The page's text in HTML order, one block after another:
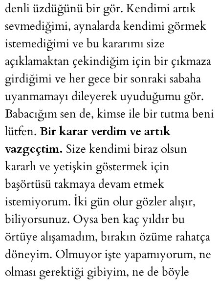
denli üzdüğünü bir gör. Kendimi artık
sevmediğimi, aynalarda kendimi görmek
istemediğimi ve bu kararımı size
açıklamaktan çekindiğim için bir çıkmaza
girdiğimi ve her gece bir sonraki sabaha
uyanmamayı dileyerek uyuduğumu gör.
Babacığım sen de, kimse ile bir tutma beni
lütfen. Bir karar verdim ve artık
vazgeçtim. Size kendimi biraz olsun
kararlı ve yetişkin göstermek için
başörtüsü takmaya devam etmek
istemiyorum. İki gün olur gözler alışır,
biliyorsunuz. Oysa ben kaç yıldır bu
örtüye alışamadım, bırakın özüme rahatça
döneyim. Olmuyor işte yapamıyorum, ne
olması gerektiği gibiyim, ne de böyle